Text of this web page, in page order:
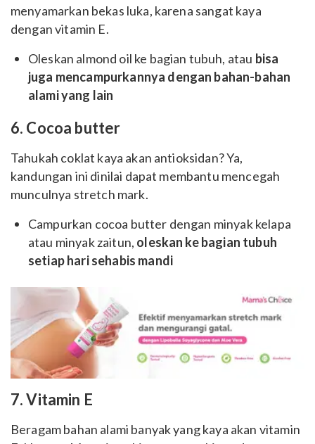
menyamarkan bekas luka, karena sangat kaya
dengan vitamin E.
Oleskan almond oil ke bagian tubuh, atau bisa
juga mencampurkannya dengan bahan-bahan
alami yang lain
6. Cocoa butter
Tahukah coklat kaya akan antioksidan? Ya,
kandungan ini dinilai dapat membantu mencegah
munculnya stretch mark.
Campurkan cocoa butter dengan minyak kelapa
atau minyak zaitun, oleskan ke bagian tubuh
setiap hari sehabis mandi
7. Vitamin E
Beragam bahan alami banyak yang kaya akan vitamin